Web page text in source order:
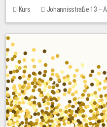
Kurs Johannisstraße 13 –
30,00 EUR